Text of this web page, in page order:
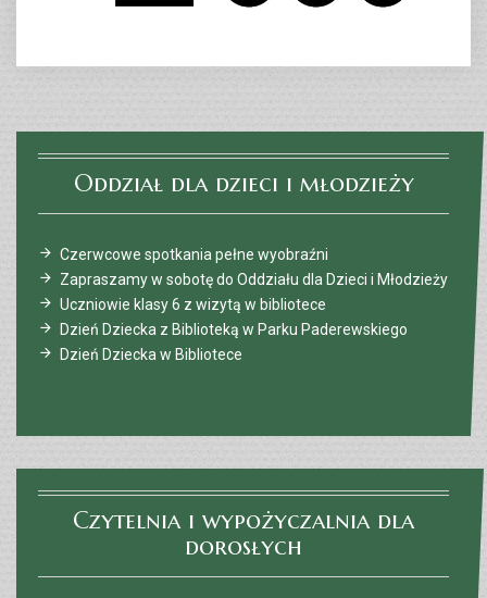
Oddział dla dzieci i młodzieży
Czerwcowe spotkania pełne wyobraźni
Zapraszamy w sobotę do Oddziału dla Dzieci i Młodzieży
Uczniowie klasy 6 z wizytą w bibliotece
Dzień Dziecka z Biblioteką w Parku Paderewskiego
Dzień Dziecka w Bibliotece
Czytelnia i wypożyczalnia dla
dorosłych